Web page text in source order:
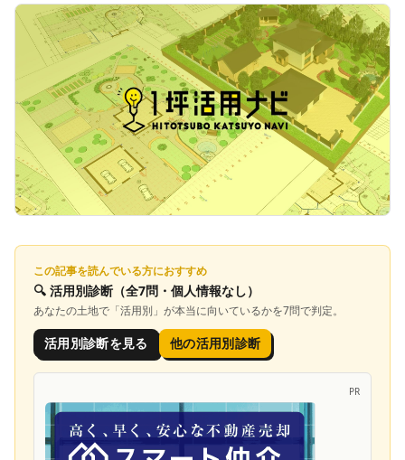
この記事を読んでいる方におすすめ
🔍 活用別診断 （全7問・個人情報なし）
あなたの土地で「活用別 」が本当に向いているかを7問で判定。
活用別診断を見る 他の活用別診断
PR